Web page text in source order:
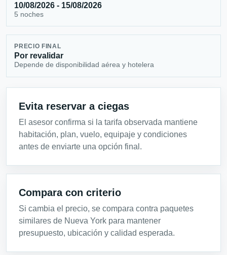
10/08/2026 - 15/08/2026
5 noches
PRECIO FINAL
Por revalidar
Depende de disponibilidad aérea y hotelera
Evita reservar a ciegas
El asesor confirma si la tarifa observada mantiene
habitación, plan, vuelo, equipaje y condiciones
antes de enviarte una opción final.
Compara con criterio
Si cambia el precio, se compara contra paquetes
similares de Nueva York para mantener
presupuesto, ubicación y calidad esperada.